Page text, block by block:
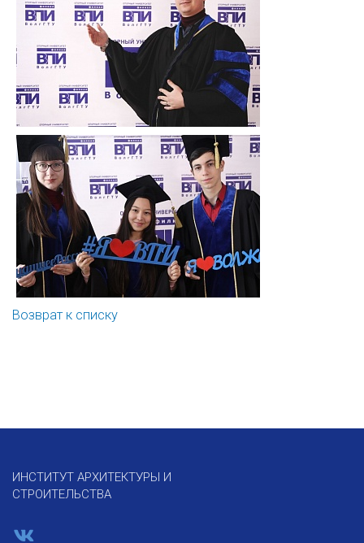
Возврат к списку
ИНСТИТУТ АРХИТЕКТУРЫ И
СТРОИТЕЛЬСТВА